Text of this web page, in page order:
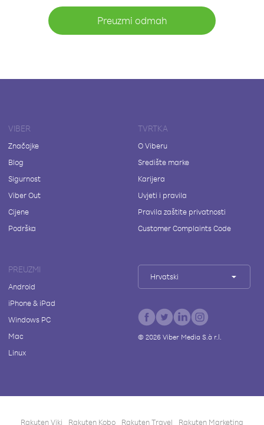
Preuzmi odmah
VIBER
Značajke
Blog
Sigurnost
Viber Out
Cijene
Podrška
TVRTKA
O Viberu
Središte marke
Karijera
Uvjeti i pravila
Pravila zaštite privatnosti
Customer Complaints Code
PREUZMI
Android
iPhone & iPad
Windows PC
Mac
Linux
Hrvatski
© 2026Viber Media S.à r.l.
Rakuten Viki Rakuten Kobo Rakuten Travel Rakuten Marketing